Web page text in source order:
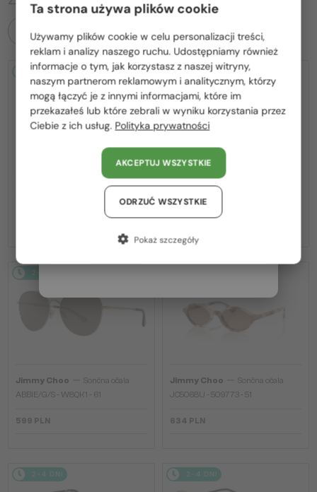
WSZYSTKIE PRODUKTY
2-4 DNI
Sončna očala
2-4 DNI
Jimmy Choo—
JC4012 - 300620 - 60
657 PLN
2-4 DNI
Jimmy Choo
Sončna očala
ABBIE/G/S - W8QK1 - 61
599 PLN
Jimmy Choo
Sončna očala
JC5068U - 509773 - 51
634 PLN
2-4 DNI 2-4 DNI
Proszę wybierz z listy odpowiedni dla Ciebie kraj:
Polska / PL
România / RO
Magyarország / HU
United Arab Emirates / EN
Austria / AT
Niemcy / DE
Ta strona używa plików cookie
Używamy plików cookie w celu personalizacji treści,
reklam i analizy naszego ruchu. Udostępniamy również
informacje o tym, jak korzystasz z naszej witryny,
naszym partnerom reklamowym i analitycznym, którzy
mogą łączyć je z innymi informacjami, które im
przekazałeś lub które zebrali w wyniku korzystania przez
Ciebie z ich usług. Polityka prywatności
AKCEPTUJ WSZYSTKIE
ODRZUĆ WSZYSTKIE
Pokaż szczegóły